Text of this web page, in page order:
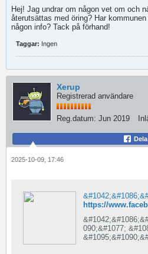
Hej! Jag undrar om någon vet om och
återutsättas med öring? Har
någon info? Tack på förhand!
Taggar: Ingen
Xerup
Registrerad användare
Reg.datum: Jun 2019
Dela
2025-10-09, 17:46
090;&#1077;